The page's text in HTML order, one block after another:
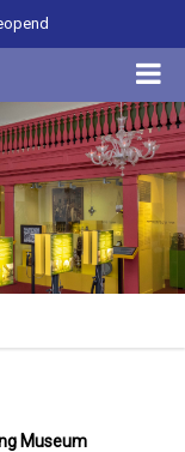
Museum